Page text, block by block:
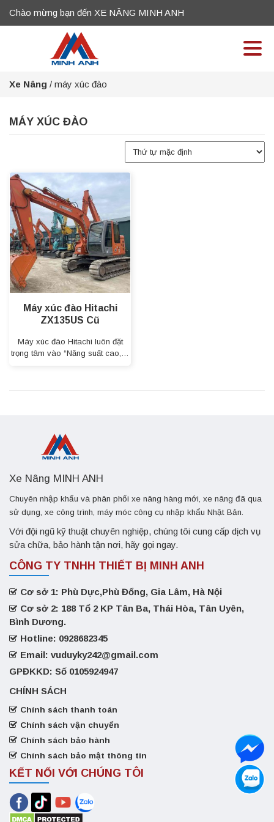
Chào mừng bạn đến XE NÂNG MINH ANH
Xe Nâng / máy xúc đào
MÁY XÚC ĐÀO
Máy xúc đào Hitachi
ZX135US Cũ
Máy xúc đào Hitachi luôn đặt
trọng tâm vào “Năng suất cao,…
Xe Nâng MINH ANH
Chuyên nhập khẩu và phân phối xe nâng hàng mới, xe nâng đã qua
sử dụng, xe công trình, máy móc công cụ nhập khẩu Nhật Bản.
Với đội ngũ kỹ thuật chuyên nghiệp, chúng tôi cung cấp dịch vụ
sửa chữa, bảo hành tận nơi, hãy gọi ngay.
CÔNG TY TNHH THIẾT BỊ MINH ANH
Cơ sở 1: Phù Dực,Phù Đổng, Gia Lâm, Hà Nội
Cơ sở 2: 188 Tổ 2 KP Tân Ba, Thái Hòa, Tân Uyên,
Bình Dương.
Hotline: 0928682345
Email: vuduyky242@gmail.com
GPĐKKD: Số 0105924947
CHÍNH SÁCH
Chính sách thanh toán
Chính sách vận chuyển
Chính sách bảo hành
Chính sách bảo mật thông tin
KẾT NỐI VỚI CHÚNG TÔI